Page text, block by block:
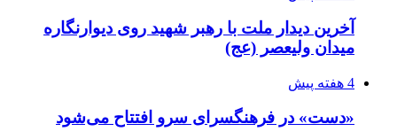
آخرین دیدار ملت با رهبر شهید روی دیوارنگاره
میدان ولیعصر (عج)
4 هفته پیش
«دست» در فرهنگسرای سرو افتتاح می‌شود